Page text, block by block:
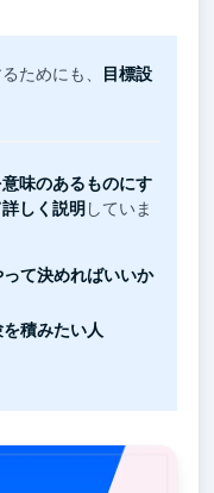
ためにも、
目標設
味のあるものにす
しく説明 していま
て決めればいいか
積みたい人